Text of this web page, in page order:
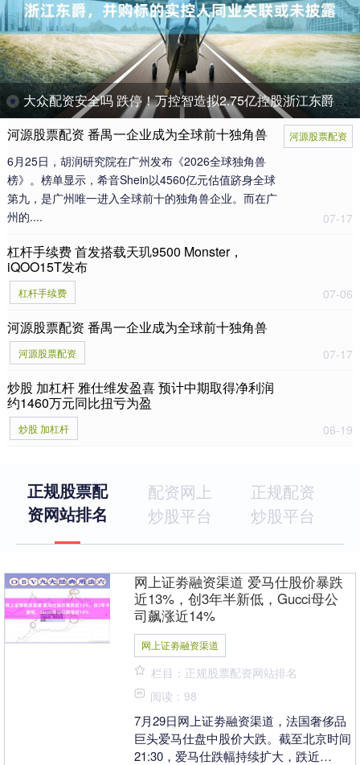
大众配资安全吗 跌停！万控智造拟2.75亿控股浙江东爵，并购标的实控人同业关联或未披露
河源股票配资
河源股票配资 番禺一企业成为全球前十独角兽
6月25日，胡润研究院在广州发布《2026全球独角兽
榜》。榜单显示，希音Shein以4560亿元估值跻身全球
第九，是广州唯一进入全球前十的独角兽企业。而在广
州的....
07-17
杠杆手续费 首发搭载天玑9500 Monster，
iQOO15T发布
杠杆手续费 07-06
河源股票配资 番禺一企业成为全球前十独角兽
河源股票配资 07-17
炒股 加杠杆 雅仕维发盈喜 预计中期取得净利润
约1460万元同比扭亏为盈
炒股 加杠杆 06-19
正规股票配
资网站排名
配资网上
炒股平台
正规配资
炒股平台
网上证劵融资渠道 爱马仕股价暴跌
近13%，创3年半新低，Gucci母公
司飙涨近14%
网上证劵融资渠道
栏目：正规股票配资网站排名
阅读：98
7月29日网上证劵融资渠道，法国奢侈品
巨头爱马仕盘中股价大跌。截至北京时间
21:30，爱马仕跌幅持续扩大，跌近